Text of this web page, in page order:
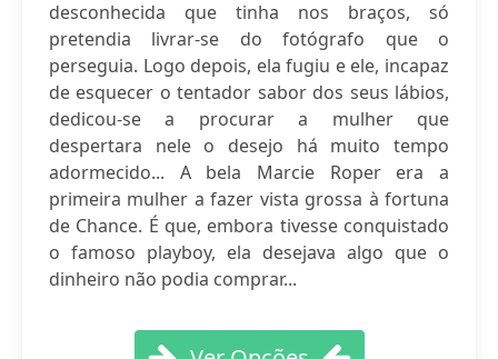
desconhecida que tinha nos braços, só
pretendia livrar-se do fotógrafo que o
perseguia. Logo depois, ela fugiu e ele, incapaz
de esquecer o tentador sabor dos seus lábios,
dedicou-se a procurar a mulher que
despertara nele o desejo há muito tempo
adormecido... A bela Marcie Roper era a
primeira mulher a fazer vista grossa à fortuna
de Chance. É que, embora tivesse conquistado
o famoso playboy, ela desejava algo que o
dinheiro não podia comprar...